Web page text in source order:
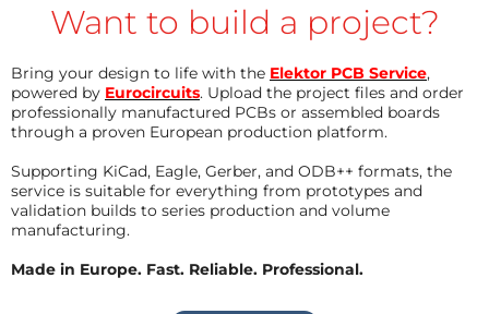
Want to build a project?
Bring your design to life with the Elektor PCB Service,
powered by Eurocircuits. Upload the project files and order
professionally manufactured PCBs or assembled boards
through a proven European production platform.
Supporting KiCad, Eagle, Gerber, and ODB++ formats, the
service is suitable for everything from prototypes and
validation builds to series production and volume
manufacturing.
Made in Europe. Fast. Reliable. Professional.